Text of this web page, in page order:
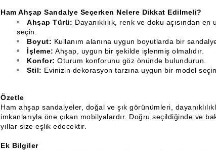
Ham Ahşap Sandalye Seçerken Nelere Dikkat Edilmeli?
Ahşap Türü: Dayanıklılık, renk ve doku açısından
seçin.
Boyut: Kullanım alanına uygun boyutlarda bir
İşleme: Ahşap, uygun bir şekilde işlenmiş olmalıdır.
Konfor: Oturum konforunu göz önünde bulundurun.
Stil: Evinizin dekorasyon tarzına uygun bir model seçin.
Özetle
Ham ahşap sandalyeler, doğal ve şık görünümleri,
imkanlarıyla öne çıkan mobilyalardır. Doğru seçildiğinde ve
yıllar size eşlik edecektir.
Ek Bilgiler